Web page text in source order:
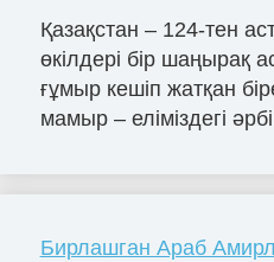
Қазақстан – 124-тен
өкілдері бір шаңырақ
ғұмыр кешіп жатқан
мамыр – еліміздегі
Бирлашган Араб